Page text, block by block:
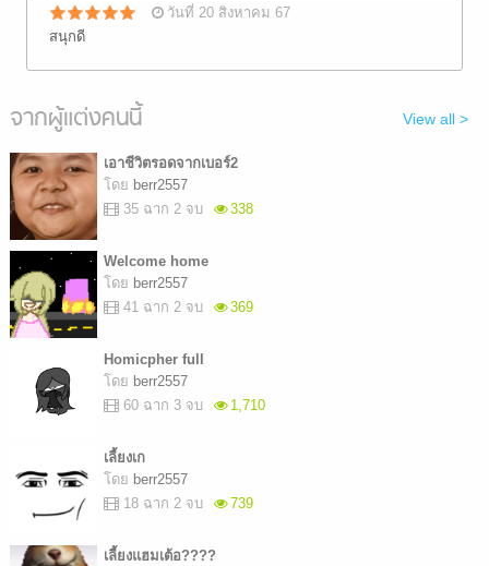
วันที่ 20 สิงหาคม 67
สนุกดี
จากผู้แต่งคนนี้ View all >
เอาชีวิตรอดจากเบอร์2
โดย berr2557
35 ฉาก 2 จบ
338
Welcome home
โดย berr2557
41 ฉาก 2 จบ
369
Homicpher full
โดย berr2557
60 ฉาก 3 จบ
1,710
เลี้ยงเก
โดย berr2557
18 ฉาก 2 จบ
739
เลี้ยงแฮมเต้อ????